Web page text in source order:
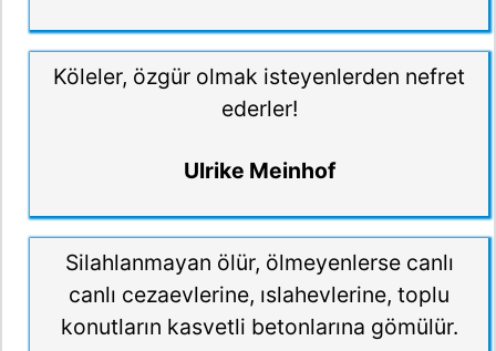
Köleler, özgür olmak isteyenlerden nefret
ederler!
Ulrike Meinhof
Silahlanmayan ölür, ölmeyenlerse canlı
canlı cezaevlerine, ıslahevlerine, toplu
konutların kasvetli betonlarına gömülür.